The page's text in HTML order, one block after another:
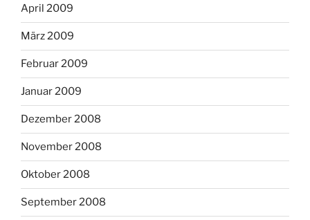
April 2009
März 2009
Februar 2009
Januar 2009
Dezember 2008
November 2008
Oktober 2008
September 2008